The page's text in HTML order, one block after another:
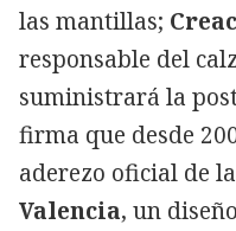
las mantillas;
responsable del
suministrará la
firma que desde
aderezo oficial de
Valencia, un